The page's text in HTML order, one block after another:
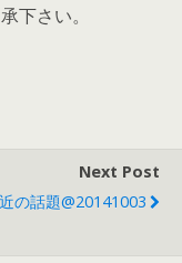
下さい。
Next Post
の話題@20141003